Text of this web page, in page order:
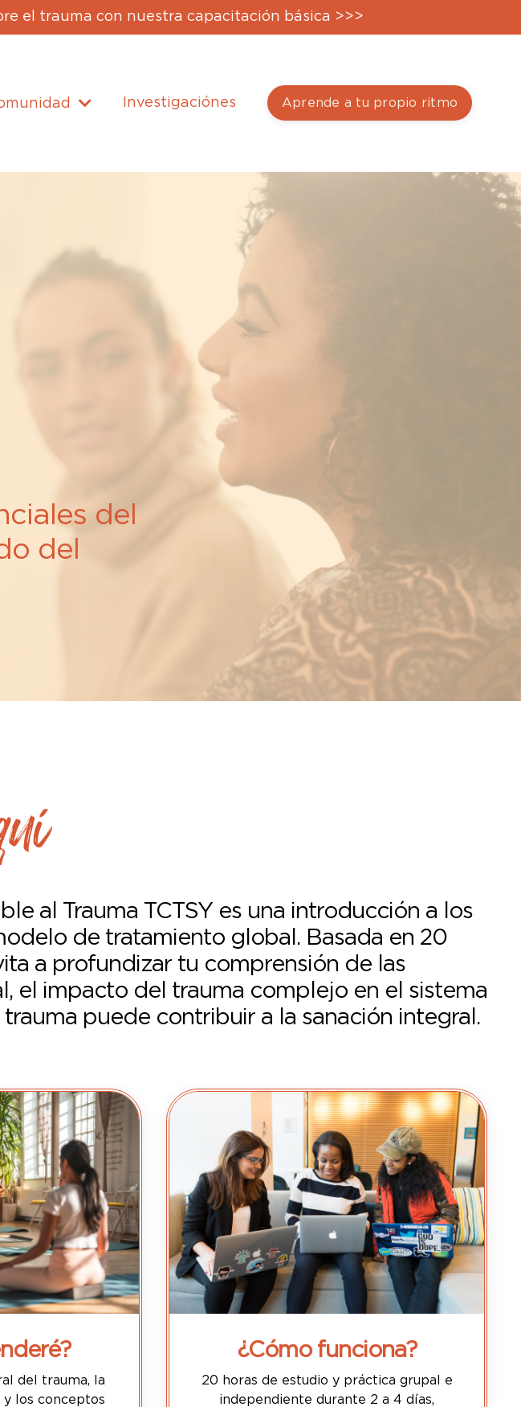
el trauma con nuestra capacitación básica >>>
Investigaciónes Aprende a tu propio ritmo
del
del
al Trauma TCTSY es una introducción a los
de tratamiento global. Basada en 20
a profundizar tu comprensión de las
el impacto del trauma complejo en el sistema
puede contribuir a la sanación integral.
del trauma, la
y los conceptos
¿Cómo funciona?
20 horas de estudio y práctica grupal e
independiente durante 2 a 4 días,